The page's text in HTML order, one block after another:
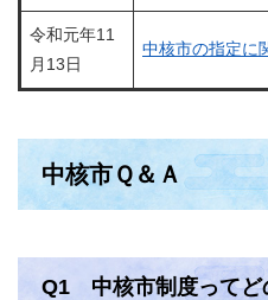
令和元年11
月13日
中核市の指定に
中核市Ｑ＆Ａ
Q1 中核市制度ってど